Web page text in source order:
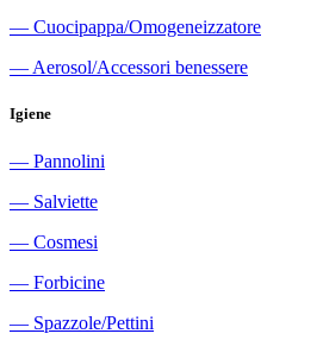
― Cuocipappa/Omogeneizzatore
― Aerosol/Accessori benessere
Igiene
― Pannolini
― Salviette
― Cosmesi
― Forbicine
― Spazzole/Pettini